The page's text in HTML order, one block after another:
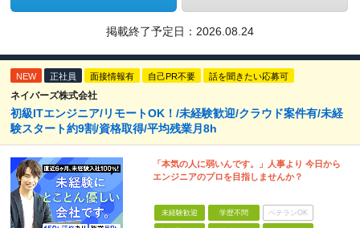
掲載終了予定日： 2026.08.24
NEW 正社員 面接情報有 自己PR不要 話を聞きたい応募可
ネイバーズ株式会社
初級ITエンジニア/リモートOK！/未経験歓迎/クラウド案件有/未経
験スタート約9割/資格取得/平均残業月8h
「本気の人に弱いんです。」人事より 今日から
エンジニアのプロを目指しませんか？
未経験歓迎 学歴不問 ベテランOK